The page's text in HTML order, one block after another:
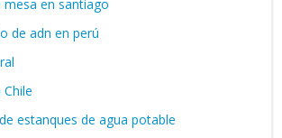
mesa en santiago
de adn en perú
estanques de agua potable